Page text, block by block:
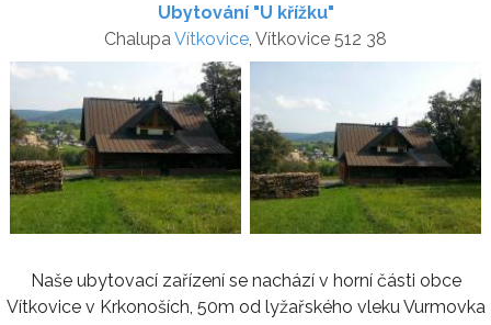
Ubytování "U křížku"
ChalupaVítkovice, Vítkovice 512 38
Naše ubytovací zařízení se nachází v horní části obce
Vítkovice v Krkonoších, 50m od lyžařského vleku Vurmovka